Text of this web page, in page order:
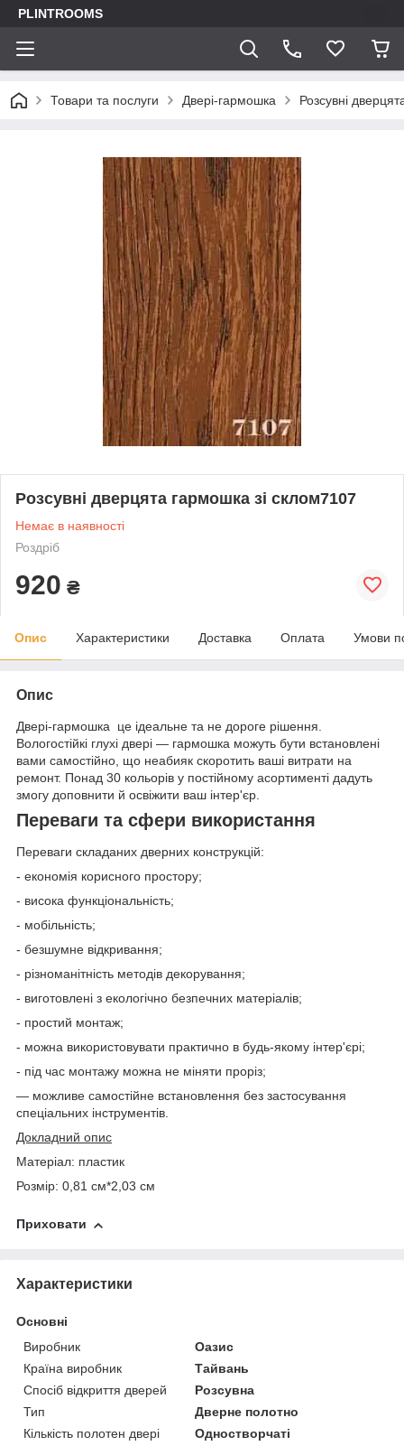
PLINTROOMS
Товари та послуги Двері-гармошка Розсувні
Розсувні дверцята гармошка зі склом7107
Немає в наявності
Роздріб
920 ₴
Опис Характеристики Доставка Оплата Умови
Опис
Двері-гармошка це ідеальне та не дороге рішення.
Вологостійкі глухі двері — гармошка можуть бути встановлені
вами самостійно, що неабияк скоротить ваші витрати на
ремонт. Понад 30 кольорів у постійному асортименті дадуть
змогу доповнити й освіжити ваш інтер'єр.
Переваги та сфери використання
Переваги складаних дверних конструкцій:
- економія корисного простору;
- висока функціональність;
- мобільність;
- безшумне відкривання;
- різноманітність методів декорування;
- виготовлені з екологічно безпечних матеріалів;
- простий монтаж;
- можна використовувати практично в будь-якому інтер'єрі;
- під час монтажу можна не міняти проріз;
— можливе самостійне встановлення без застосування
спеціальних інструментів.
Докладний опис
Матеріал: пластик
Розмір: 0,81 см*2,03 см
Приховати
Характеристики
Основні
Виробник
Оазис
Країна виробник
Тайвань
Спосіб відкриття дверей
Розсувна
Тип
Дверне полотно
Кількість полотен двері
Одностворчаті